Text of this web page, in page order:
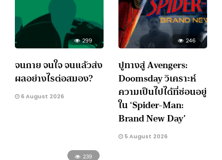
299
จนกาย จนใจ จนแล้วส่ง
ผลอย่างไรต่อสมอง?
6 August 2026
246
ปูทางสู่ Avengers:
Doomsday วิเคราะห์
ความเป็นไปได้ที่ซ่อนอยู่
ใน ‘Spider-Man:
Brand New Day’
5 August 2026
239